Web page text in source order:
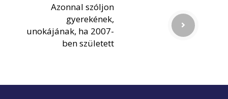
Azonnal szóljon
gyerekének,
unokájának, ha 2007-
ben született